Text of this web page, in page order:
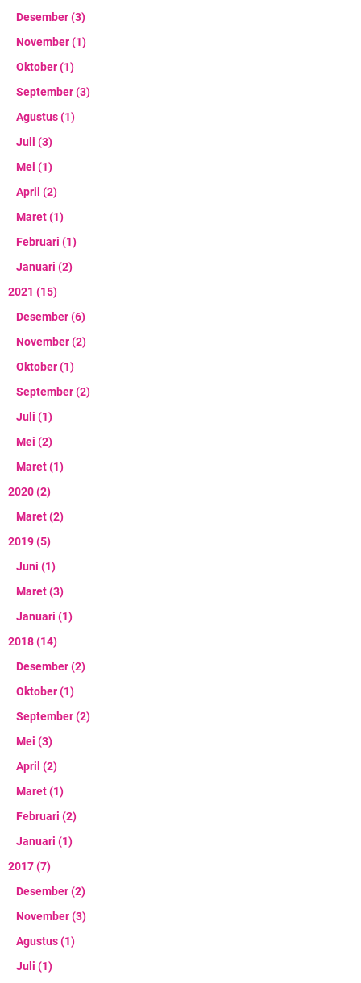
Desember(3)
November(1)
Oktober(1)
September(3)
Agustus(1)
Juli (3)
Mei (1)
April (2)
Maret(1)
Februari (1)
Januari (2)
2021 (15)
Desember(6)
November(2)
Oktober(1)
September(2)
Juli (1)
Mei (2)
Maret(1)
2020(2)
Maret(2)
2019(5)
Juni (1)
Maret(3)
Januari (1)
2018(14)
Desember(2)
Oktober(1)
September(2)
Mei (3)
April (2)
Maret(1)
Februari (2)
Januari (1)
2017(7)
Desember(2)
November(3)
Agustus(1)
Juli (1)